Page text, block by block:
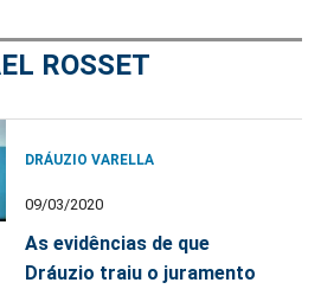
ROSSET
DRÁUZIO VARELLA
09/03/2020
As evidências de que
Dráuzio traiu o juramento